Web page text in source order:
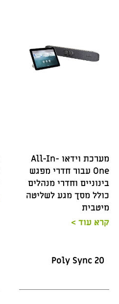
מערכת וידאו All-In-
One עבור חדרי מפגש
בינוניים וחדרי מנהלים
כולל מסך מגע לשליטה
מיטבית
קרא עוד >
Poly Sync 20